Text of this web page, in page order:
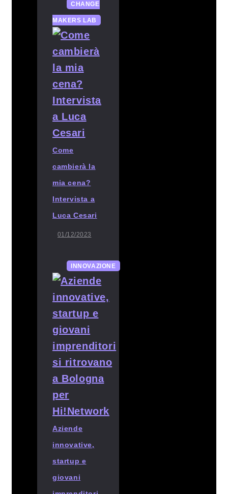
CHANGE
MAKERS LAB
Come
cambierà la
mia cena?
Intervista a
Luca Cesari
01/12/2023
INNOVAZIONE
Aziende
innovative,
startup e
giovani